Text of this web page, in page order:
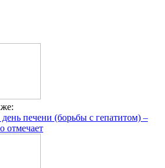
печени (борьбы с гепатитом) –
отмечает